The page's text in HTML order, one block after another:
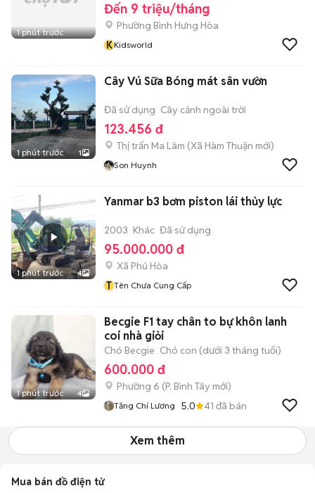
1 phút trước
Đến 9 triệu/tháng
Phường Bình Hưng Hòa
KKidsworld
1 phút trước 1
Cây Vú Sữa Bóng mát sân vườn
Đã sử dụng Cây cảnh ngoài trời
123.456 đ
Thị trấn Ma Lâm (Xã Hàm Thuận mới)
Son Huynh
1 phút trước 4
Yanmar b3 bơm piston lái thủy lực
2003 Khác Đã sử dụng
95.000.000 đ
Xã Phú Hòa
T Tên Chưa Cung Cấp
1 phút trước 4
Becgie F1 tay chân to bự khôn lanh
coi nhà giỏi
Chó Becgie Chó con (dưới 3 tháng tuổi)
600.000 đ
Phường 6 (P. Bình Tây mới)
Tăng Chí Lương 5.0 41 đã bán
Xem thêm
Mua bán đồ điện tử